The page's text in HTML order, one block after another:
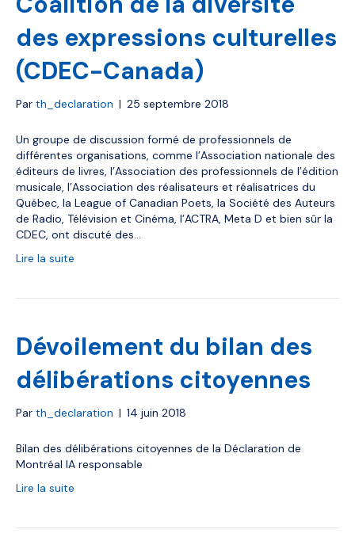
des expressions culturelles
(CDEC-Canada)
Par th_declaration | 25 septembre 2018
Un groupe de discussion formé de professionnels de
différentes organisations, comme l’Association nationale des
éditeurs de livres, l’Association des professionnels de l’édition
musicale, l’Association des réalisateurs et réalisatrices du
Québec, la League of Canadian Poets, la Société des Auteurs
de Radio, Télévision et Cinéma, l’ACTRA, Meta D et bien sûr la
CDEC, ont discuté des…
Lire la suite
Dévoilement du bilan des
délibérations citoyennes
Par th_declaration | 14 juin 2018
Bilan des délibérations citoyennes de la Déclaration de
Montréal IA responsable
Lire la suite